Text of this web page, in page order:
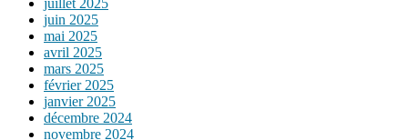
juin 2025
mai 2025
avril 2025
mars 2025
février 2025
janvier 2025
décembre 2024
novembre 2024